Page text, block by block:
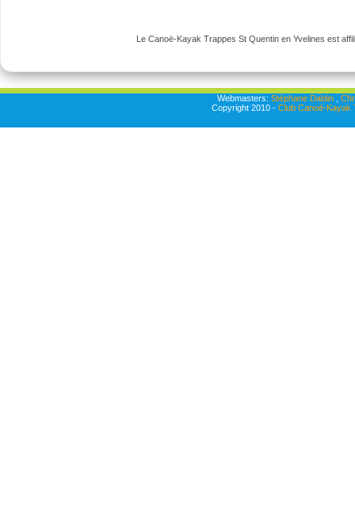
Le Canoë-Kayak Trappes St Quentin en Yvelines est
Webmasters: Stéphane Dablin,
Copyright 2010 - Club Canoë-Kayak